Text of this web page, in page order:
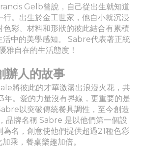
Gelb曾說，自己從出生就知道
行。出生於金工世家，他自小就沉浸
色彩、材料和形狀的彼此結合有累積
活中的美學感知。 Sabre代表著正統
雅自在的生活態度！
辦人的故事
將彼此的才華激盪出浪漫火花，共
。愛的力量沒有界線，更重要的是
以突破傳統餐具調性，至今創造
品牌名稱 Sabre 是以他們第一個設
名，創意使他們提供超過21種色彩
乘，餐桌樂趣加倍。